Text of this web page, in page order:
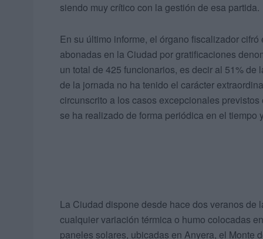
siendo muy crítico con la gestión de esa partida.
En su último informe, el órgano fiscalizador
abonadas en la Ciudad por gratificaciones
un total de 425 funcionarios, es decir al 51% de
de la jornada no ha tenido el carácter
circunscrito a los casos excepcionales
se ha realizado de forma periódica en el tiempo
La Ciudad dispone desde hace dos veranos
cualquier variación térmica o humo colocadas
paneles solares, ubicadas en Anyera, el Monte